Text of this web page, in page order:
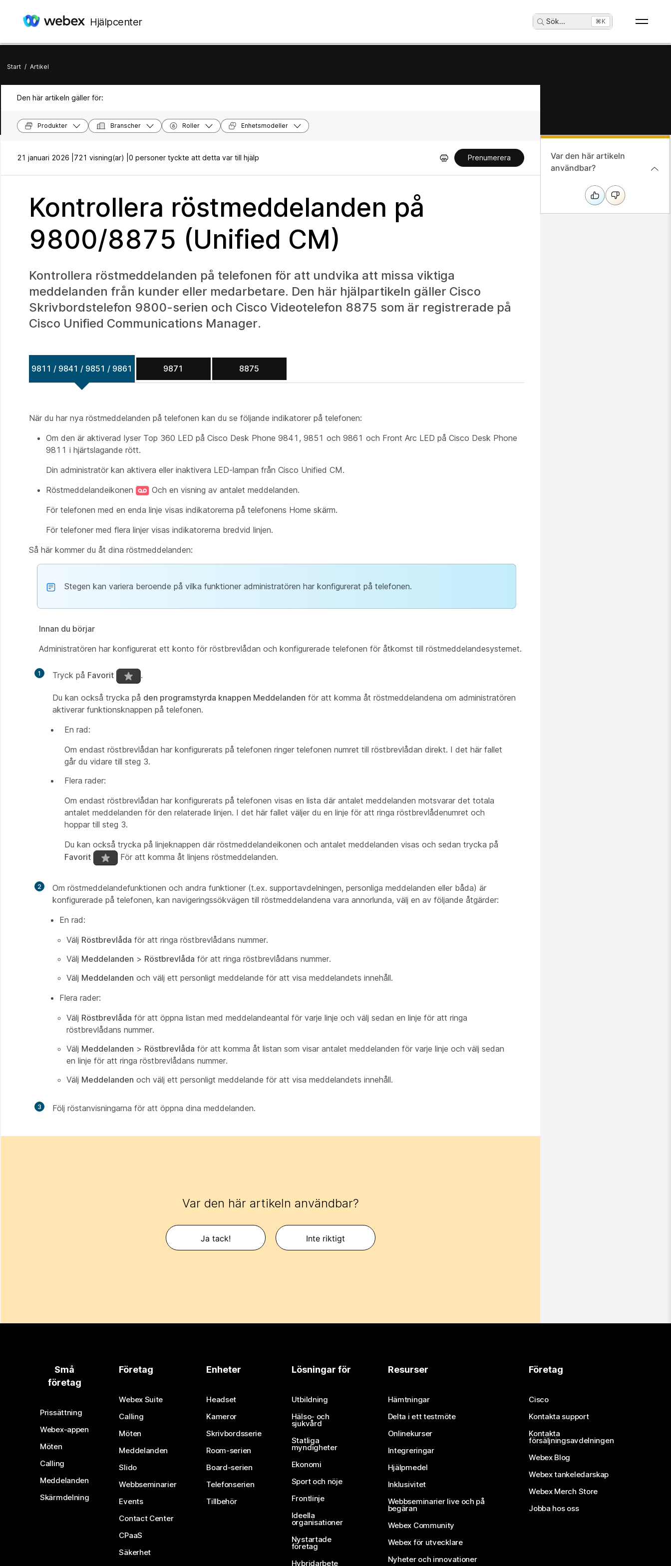
Hjälpcenter Sök... ⌘K
Start / Artikel
Den här artikeln gäller för:
Produkter Branscher Roller Enhetsmodeller
21 januari 2026 | 721 visning(ar) | 0 personer tyckte att detta var till hjälp Prenumerera
Kontrollera röstmeddelanden på
9800/8875 (Unified CM)
Kontrollera röstmeddelanden på telefonen för att undvika att missa viktiga
meddelanden från kunder eller medarbetare. Den här hjälpartikeln gäller Cisco
Skrivbordstelefon 9800-serien och Cisco Videotelefon 8875 som är registrerade på
Cisco Unified Communications Manager.
9811 / 9841 / 9851 / 9861 9871 8875
När du har nya röstmeddelanden på telefonen kan du se följande indikatorer på telefonen:
Om den är aktiverad lyser Top 360 LED på Cisco Desk Phone 9841, 9851 och 9861 och Front Arc LED på Cisco Desk Phone
9811 i hjärtslagande rött.
Din administratör kan aktivera eller inaktivera LED-lampan från Cisco Unified CM.
Röstmeddelandeikonen
Och en visning av antalet meddelanden.
För telefonen med en enda linje visas indikatorerna på telefonens Home skärm.
För telefoner med flera linjer visas indikatorerna bredvid linjen.
Så här kommer du åt dina röstmeddelanden:
Stegen kan variera beroende på vilka funktioner administratören har konfigurerat på telefonen.
Innan du börjar
Administratören har konfigurerat ett konto för röstbrevlådan och konfigurerade telefonen för åtkomst till röstmeddelandesystemet.
1 Tryck på Favorit .
Du kan också trycka på den programstyrda knappen Meddelanden för att komma åt röstmeddelandena om administratören
aktiverar funktionsknappen på telefonen.
En rad:
Om endast röstbrevlådan har konfigurerats på telefonen ringer telefonen numret till röstbrevlådan direkt. I det här fallet
går du vidare till steg 3.
Flera rader:
Om endast röstbrevlådan har konfigurerats på telefonen visas en lista där antalet meddelanden motsvarar det totala
antalet meddelanden för den relaterade linjen. I det här fallet väljer du en linje för att ringa röstbrevlådenumret och
hoppar till steg 3.
Du kan också trycka på linjeknappen där röstmeddelandeikonen och antalet meddelanden visas och sedan trycka på
Favorit
För att komma åt linjens röstmeddelanden.
2
Om röstmeddelandefunktionen och andra funktioner (t.ex. supportavdelningen, personliga meddelanden eller båda) är
konfigurerade på telefonen, kan navigeringssökvägen till röstmeddelandena vara annorlunda, välj en av följande åtgärder:
En rad:
Välj Röstbrevlåda för att ringa röstbrevlådans nummer.
Välj Meddelanden > Röstbrevlåda för att ringa röstbrevlådans nummer.
Välj Meddelanden och välj ett personligt meddelande för att visa meddelandets innehåll.
Flera rader:
Välj Röstbrevlåda för att öppna listan med meddelandeantal för varje linje och välj sedan en linje för att ringa
röstbrevlådans nummer.
Välj Meddelanden > Röstbrevlåda för att komma åt listan som visar antalet meddelanden för varje linje och välj sedan
en linje för att ringa röstbrevlådans nummer.
Välj Meddelanden och välj ett personligt meddelande för att visa meddelandets innehåll.
3 Följ röstanvisningarna för att öppna dina meddelanden.
Var den här artikeln användbar?
Ja tack! Inte riktigt
Var den här artikeln
användbar?
Små
företag
Prissättning
Webex-appen
Möten
Calling
Meddelanden
Skärmdelning
Företag
Webex Suite
Calling
Möten
Meddelanden
Slido
Webbseminarier
Events
Contact Center
CPaaS
Säkerhet
Enheter
Headset
Kameror
Skrivbordsserie
Room-serien
Board-serien
Telefonserien
Tillbehör
Lösningar för
Utbildning
Hälso- och
sjukvård
Statliga
myndigheter
Ekonomi
Sport och nöje
Frontlinje
Ideella
organisationer
Nystartade
företag
Hybridarbete
Resurser
Hämtningar
Delta i ett testmöte
Onlinekurser
Integreringar
Hjälpmedel
Inklusivitet
Webbseminarier live och på
begäran
Webex Community
Webex för utvecklare
Nyheter och innovationer
Företag
Cisco
Kontakta support
Kontakta
försäljningsavdelningen
Webex Blog
Webex tankeledarskap
Webex Merch Store
Jobba hos oss